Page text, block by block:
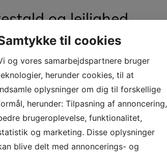
og lejlighed
til cookies
og vores samarbejdspartnere bruger
herunder cookies, til at
oplysninger om dig til forskellige
herunder: Tilpasning af annoncering,
brugeroplevelse, funktionalitet,
og marketing. Disse oplysninger
blive delt med annoncerings- og